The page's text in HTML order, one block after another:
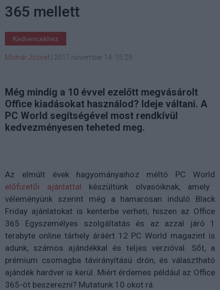
365 mellett
Kedvencekhez
Molnár József | 2017 november 14. 15:29
Még mindig a 10 évvel ezelőtt megvásárolt
Office kiadásokat használod? Ideje váltani. A
PC World segítségével most rendkívül
kedvezményesen teheted meg.
Az elmúlt évek hagyományaihoz méltó PC World
előfizetői ajánlattal készültünk olvasóiknak, amely
véleményünk szerint még a hamarosan induló Black
Friday ajánlatokat is kenterbe verheti, hiszen az Office
365 Egyszemélyes szolgáltatás és az azzal járó 1
terabyte online tárhely áráért 12 PC World magazint is
adunk, számos ajándékkal és teljes verzióval. Sőt, a
prémium csomagba távirányítású drón, és választható
ajándék hardver is kerül. Miért érdemes például az Office
365-öt beszerezni? Mutatunk 10 okot rá.